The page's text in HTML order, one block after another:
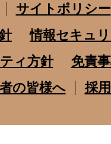
サイトポリシー
情報セキュ
ィ方針
免責
の皆様へ
採